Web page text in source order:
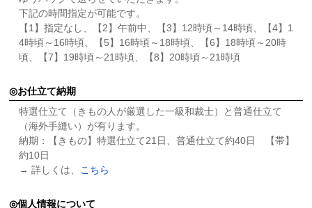
下記の時間指定が可能です。
【1】指定なし、【2】午前中、【3】12時頃～14時頃、【4】1
4時頃～16時頃、【5】16時頃～18時頃、【6】18時頃～20時
頃、【7】19時頃～21時頃、【8】20時頃～21時頃
お仕立て納期
特選仕立て（きもの人が厳選した一級和裁士）と普通仕立て
（海外手縫い）が有ります。
納期：【きもの】特選仕立て21日、普通仕立て約40日 【帯】
約10日
→ 詳しくは、
こちら
個人情報について